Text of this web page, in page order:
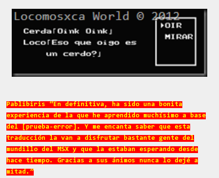
Pablibiris “En definitiva, ha sido una bonita
experiencia de la que he aprendido muchísimo a base
del [prueba-error]. Y me encanta saber que esta
traducción la van a disfrutar bastante gente del
mundillo del MSX y que la estaban esperando desde
hace tiempo. Gracias a sus ánimos nunca lo dejé a
mitad.”